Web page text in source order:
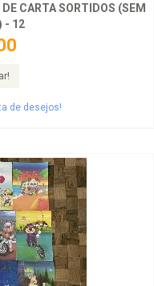
CARTA SORTIDOS (SEM
- 12
de desejos!